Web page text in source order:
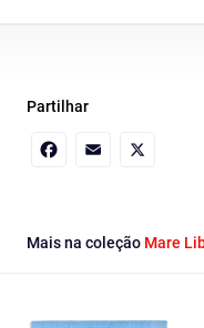
Partilhar
Mais na coleção Mare